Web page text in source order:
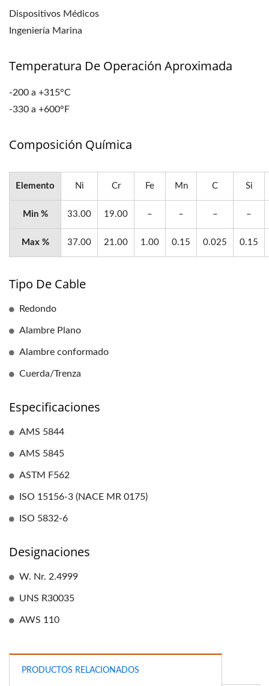
Dispositivos Médicos
Ingeniería Marina
Temperatura De Operación Aproximada
-200 a +315°C
-330 a +600°F
Composición Química
Elemento Ni Cr Fe Mn C Si
Min % 33.00 19.00 – – – –
Max % 37.00 21.00 1.00 0.15 0.025 0.15
Tipo De Cable
Redondo
Alambre Plano
Alambre conformado
Cuerda/Trenza
Especificaciones
AMS 5844
AMS 5845
ASTM F562
ISO 15156-3 (NACE MR 0175)
ISO 5832-6
Designaciones
W. Nr. 2.4999
UNS R30035
AWS 110
PRODUCTOS RELACIONADOS